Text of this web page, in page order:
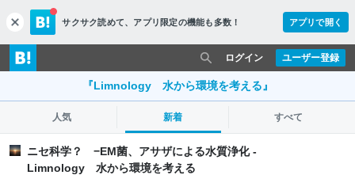
c
l
o
s
サクサク読めて、 アプリ限定の機能も多数！ アプリで開く
ユーザー登録
ログイン
『Limnology 水から環境を考える』
人気 新着 すべて
ニセ科学？ −EM菌、アサザによる水質浄化 -
Limnology 水から環境を考える